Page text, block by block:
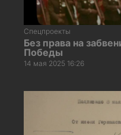
Спецпроекты
Без права на
Победы
14 мая 2025 16:26